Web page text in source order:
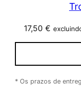
17,50 €
* Os prazos de